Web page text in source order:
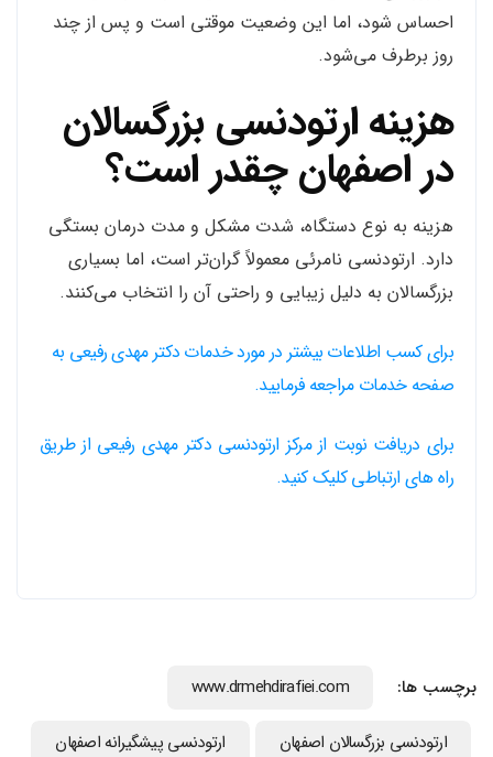
احساس شود، اما این وضعیت موقتی است و پس از چند
روز برطرف می‌شود.
هزینه ارتودنسی بزرگسالان
در اصفهان چقدر است؟
هزینه به نوع دستگاه، شدت مشکل و مدت درمان بستگی
دارد. ارتودنسی نامرئی معمولاً گران‌تر است، اما بسیاری
بزرگسالان به دلیل زیبایی و راحتی آن را انتخاب می‌کنند.
برای کسب اطلاعات بیشتر در مورد خدمات دکتر مهدی رفیعی به
صفحه خدمات مراجعه فرمایید.
برای دریافت نوبت از مرکز ارتودنسی دکتر مهدی رفیعی از طریق
راه های ارتباطی کلیک کنید.
برچسب ها: www.drmehdirafiei.com
ارتودنسی بزرگسالان اصفهان ارتودنسی پیشگیرانه اصفهان